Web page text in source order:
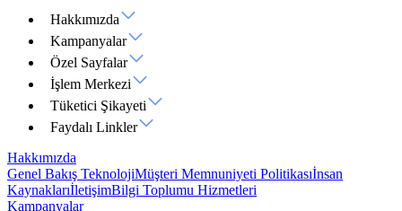
Hakkımızda
Kampanyalar
Özel Sayfalar
İşlem Merkezi
Tüketici Şikayeti
Faydalı Linkler
Hakkımızda
Genel Bakış TeknolojiMüşteri Memnuniyeti Politikasıİnsan
KaynaklarıİletişimBilgi Toplumu Hizmetleri
Kampanyalar